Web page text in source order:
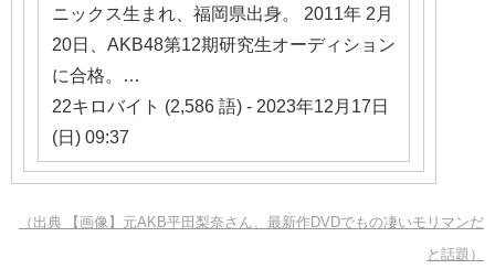
ニックス生まれ、福岡県出身。 2011年 2月
20日、AKB48第12期研究生オーディション
に合格。…
22キロバイト (2,586 語) - 2023年12月17日
(日) 09:37
（出典 【画像】元AKB平田梨奈さん、最新作DVDでもの凄いモリマンだ
と話題）